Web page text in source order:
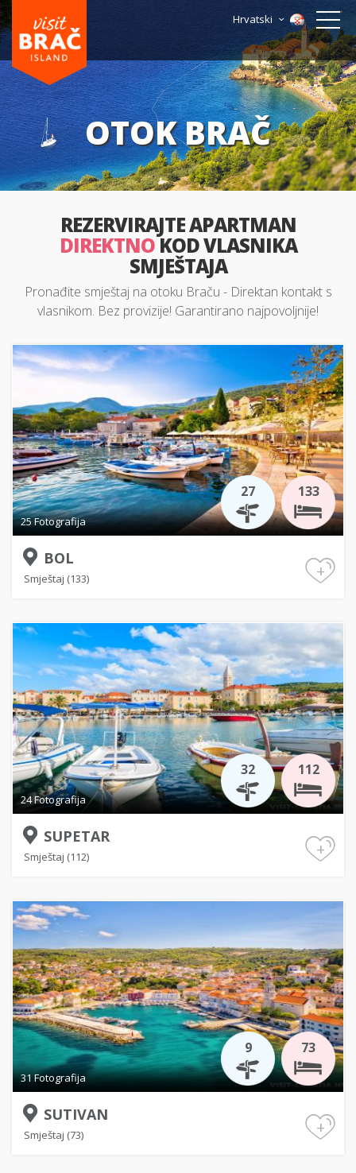
Hrvatski
OTOK BRAČ
REZERVIRAJTE APARTMAN
DIREKTNOKOD VLASNIKA
SMJEŠTAJA
Pronađite smještaj na otoku Braču - Direktan kontakt s
vlasnikom. Bez provizije! Garantirano najpovoljnije!
25 Fotografija
133
27
BOL
Smještaj (133) +
24 Fotografija
112
32
SUPETAR
Smještaj (112) +
31 Fotografija
73
9
SUTIVAN
Smještaj (73) +